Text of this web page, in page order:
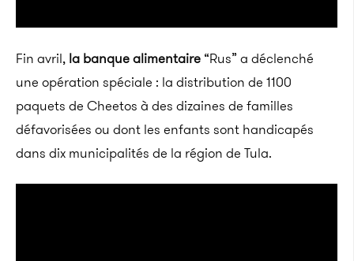
Fin avril, la banque alimentaire “Rus” a déclenché
une opération spéciale : la distribution de 1100
paquets de Cheetos à des dizaines de familles
défavorisées ou dont les enfants sont handicapés
dans dix municipalités de la région de Tula.